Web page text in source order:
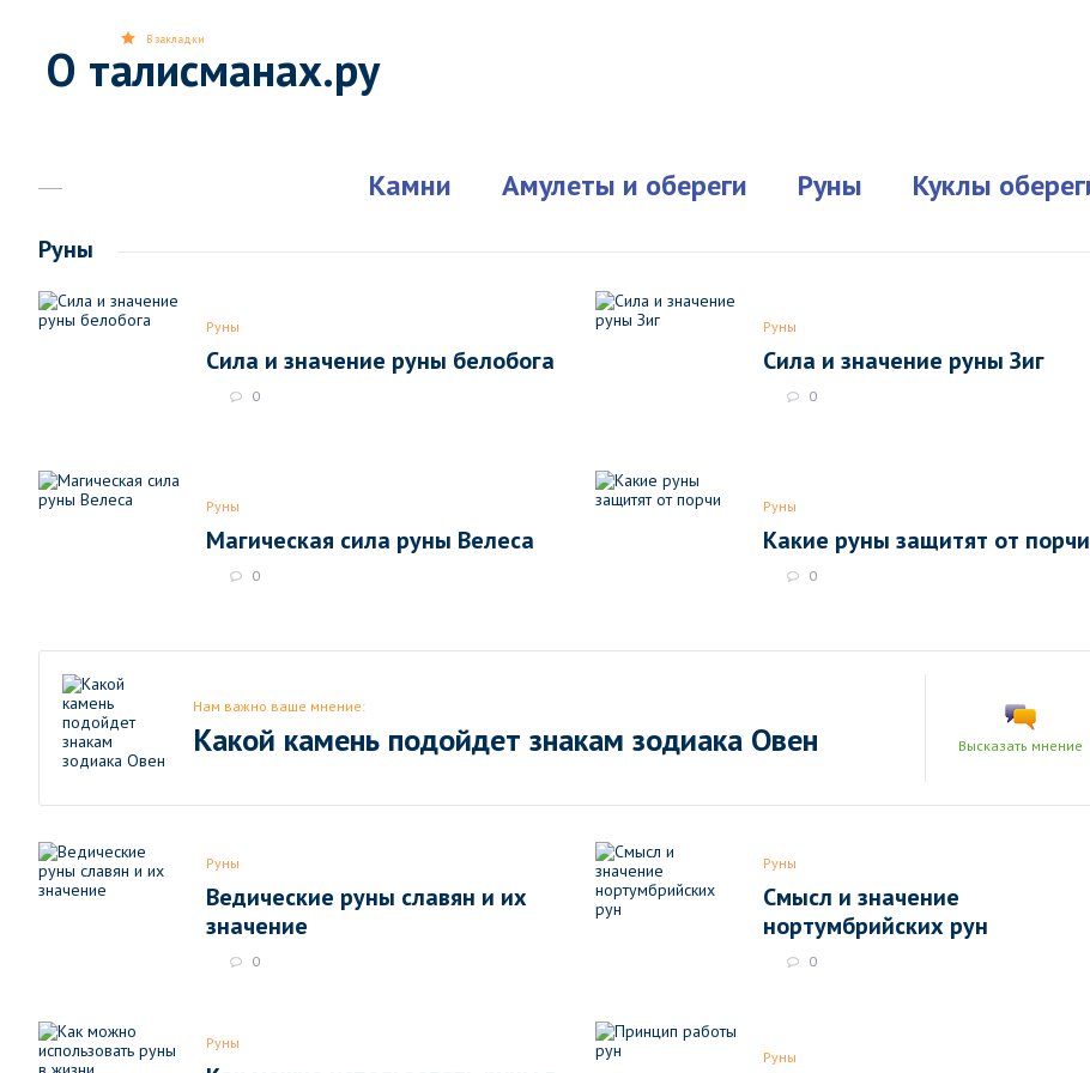
О талисманах.ру
Камни Амулеты и обереги Руны Куклы
В закладки
Руны
Руны
Сила и значение руны белобога
0
Руны
Сила и значение руны Зиг
0
Руны
Магическая сила руны Велеса
0
Руны
Какие руны защитят от порчи
0
Нам важно ваше мнение:
Какой камень подойдет знакам зодиака Овен Высказать мнение
Руны
Ведические руны славян и их
значение
0
Руны
Смысл и значение
нортумбрийских рун
0
Руны
Руны